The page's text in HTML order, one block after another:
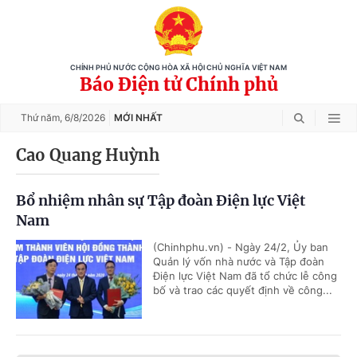
CHÍNH PHỦ NƯỚC CỘNG HÒA XÃ HỘI CHỦ NGHĨA VIỆT NAM
Báo Điện tử Chính phủ
Thứ năm, 6/8/2026 MỚI NHẤT
Cao Quang Huỳnh
Bổ nhiệm nhân sự Tập đoàn Điện lực Việt
Nam
(Chinhphu.vn) - Ngày 24/2, Ủy ban
Quản lý vốn nhà nước và Tập đoàn
Điện lực Việt Nam đã tổ chức lễ công
bố và trao các quyết định về công...